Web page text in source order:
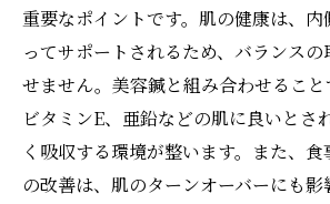
重要なポイントです。肌の健康は、
ってサポートされるため、バランス
せません。美容鍼と組み合わせるこ
ビタミンE、亜鉛などの肌に良いとさ
く吸収する環境が整います。また、
の改善は、肌のターンオーバーにも影